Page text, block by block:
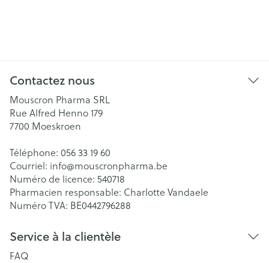
Contactez nous
Mouscron Pharma SRL
Rue Alfred Henno 179
7700 Moeskroen
Téléphone: 056 33 19 60
Courriel: info@mouscronpharma.be
Numéro de licence: 540718
Pharmacien responsable: Charlotte Vandaele
Numéro TVA: BE0442796288
Service à la clientèle
FAQ